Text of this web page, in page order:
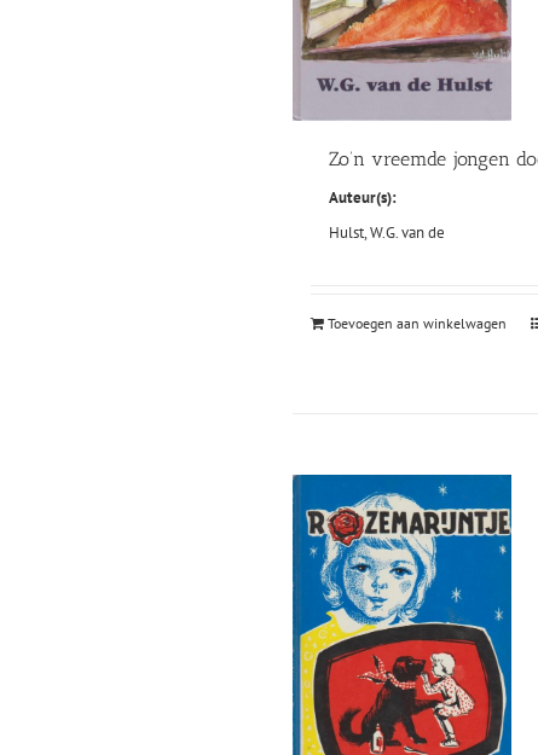
Zo’n vreemde jongen
Auteur(s):
Hulst, W.G. van de
Toevoegen aan winkelwagen